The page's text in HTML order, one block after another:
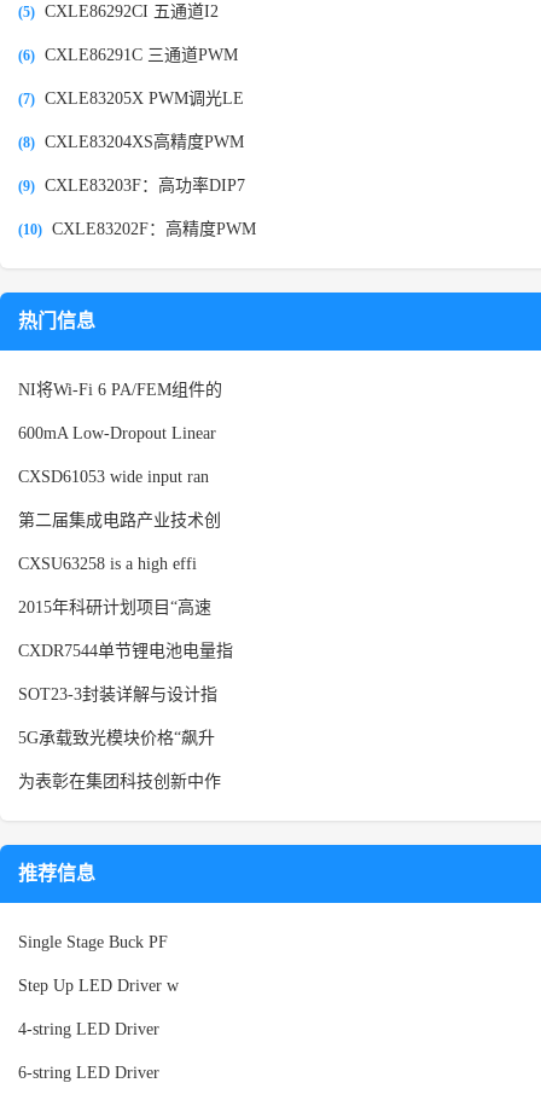
(5) CXLE86292CI 五通道I2
(6) CXLE86291C 三通道PWM
(7) CXLE83205X PWM调光LE
(8) CXLE83204XS高精度PWM
(9) CXLE83203F：高功率DIP7
(10) CXLE83202F：高精度PWM
热门信息
NI将Wi-Fi 6 PA/FEM组件的
600mA Low-Dropout Linear
CXSD61053 wide input ran
第二届集成电路产业技术创
CXSU63258 is a high effi
2015年科研计划项目“高速
CXDR7544单节锂电池电量指
SOT23-3封装详解与设计指
5G承载致光模块价格“飙升
为表彰在集团科技创新中作
推荐信息
Single Stage Buck PF
Step Up LED Driver w
4-string LED Driver
6-string LED Driver